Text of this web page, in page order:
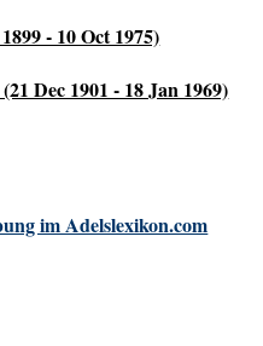
- 10 Oct 1975)
Dec 1901 - 18 Jan 1969)
im Adelslexikon.com